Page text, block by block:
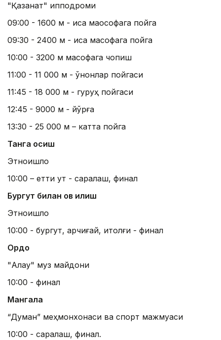
"Қазанат" ипподроми
09:00 - 1600 м - қисқа маософага пойга
09:30 - 2400 м - қисқа масофага пойга
10:00 - 3200 м масофага чопиш
11:00 - 11 000 м - қўнонлар пойгаси
11:45 - 18 000 м - гуруҳ пойгаси
12:45 - 9000 м - йўрға
13:30 - 25 000 м – катта пойга
Танга осиш
Этноқишлоқ
10:00 – етти қут - саралаш, финал
Бургут билан ов қилиш
Этноқишлоқ
10:00 - бургут, қарчиғай, итолғи - финал
Ордо
"Алау" муз майдони
10:00 - финал
Мангала
“Думан” меҳмонхонаси ва спорт мажмуаси
10:00 - саралаш, финал.